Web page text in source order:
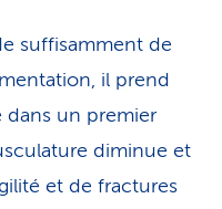
suffisamment de
il prend
dans un premier
diminue et
et de fractures